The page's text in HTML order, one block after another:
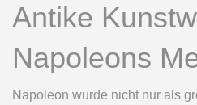
Antike
Napoleons
Napoleon wurde nicht nur als